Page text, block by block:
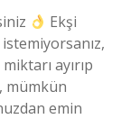
Ekşi
ayırıp
mümkün
emin